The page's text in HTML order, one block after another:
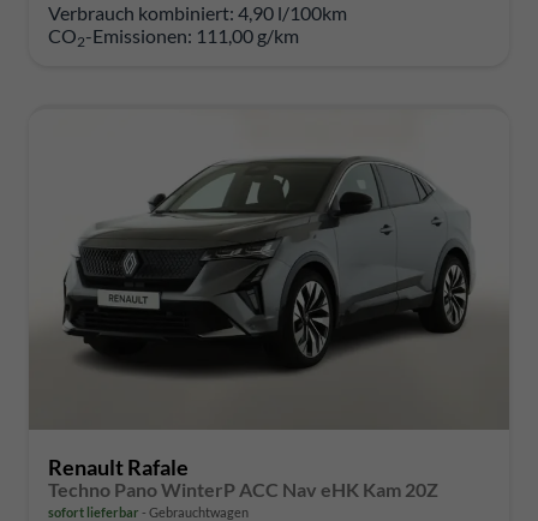
Verbrauch kombiniert: 4,90 l/100km
CO2-Emissionen: 111,00 g/km
Renault Rafale
Techno Pano WinterP ACC Nav eHK Kam 20Z
sofort lieferbar Gebrauchtwagen